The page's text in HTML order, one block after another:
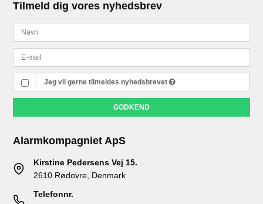
Tilmeld dig vores nyhedsbrev
Jeg vil gerne tilmeldes nyhedsbrevet
GODKEND
Alarmkompagniet ApS
Kirstine Pedersens Vej 15.
2610 Rødovre, Denmark
Telefonnr.